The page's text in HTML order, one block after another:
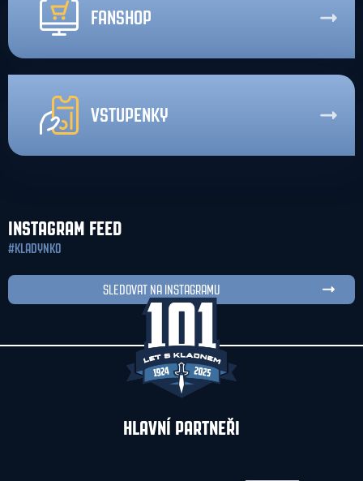
FANSHOP
VSTUPENKY
INSTAGRAM FEED
#KLADYNKO
SLEDOVAT NA INSTAGRAMU
HLAVNÍ PARTNEŘI